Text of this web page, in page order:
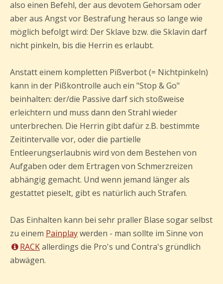
also einen Befehl, der aus devotem Gehorsam oder
aber aus Angst vor Bestrafung heraus so lange wie
möglich befolgt wird: Der Sklave bzw. die Sklavin darf
nicht pinkeln, bis die Herrin es erlaubt.
Anstatt einem kompletten Pißverbot (= Nichtpinkeln)
kann in der Pißkontrolle auch ein "Stop & Go"
beinhalten: der/die Passive darf sich stoßweise
erleichtern und muss dann den Strahl wieder
unterbrechen. Die Herrin gibt dafür z.B. bestimmte
Zeitintervalle vor, oder die partielle
Entleerungserlaubnis wird von dem Bestehen von
Aufgaben oder dem Ertragen von Schmerzreizen
abhängig gemacht. Und wenn jemand länger als
gestattet pieselt, gibt es natürlich auch Strafen.
Das Einhalten kann bei sehr praller Blase sogar selbst
zu einem Painplaywerden - man sollte im Sinne von
RACKallerdings die Pro's und Contra's gründlich
abwägen.